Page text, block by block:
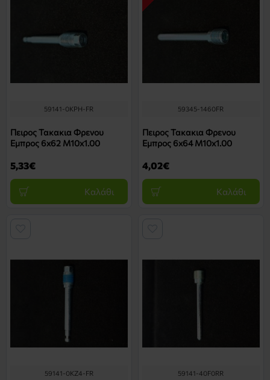
59141-0KPH-FR
Πειρος Τακακια Φρενου
Εμπρος 6x62 M10x1.00
5,33€
Καλάθι
59345-1460FR
Πειρος Τακακια Φρενου
Εμπρος 6x64 M10x1.00
4,02€
Καλάθι
59141-0KZ4-FR 59141-40F0RR